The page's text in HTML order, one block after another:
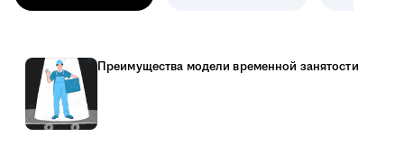
Преимущества модели временной занятости